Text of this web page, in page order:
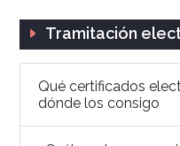
Tramitación
Qué certificados
dónde los consigo